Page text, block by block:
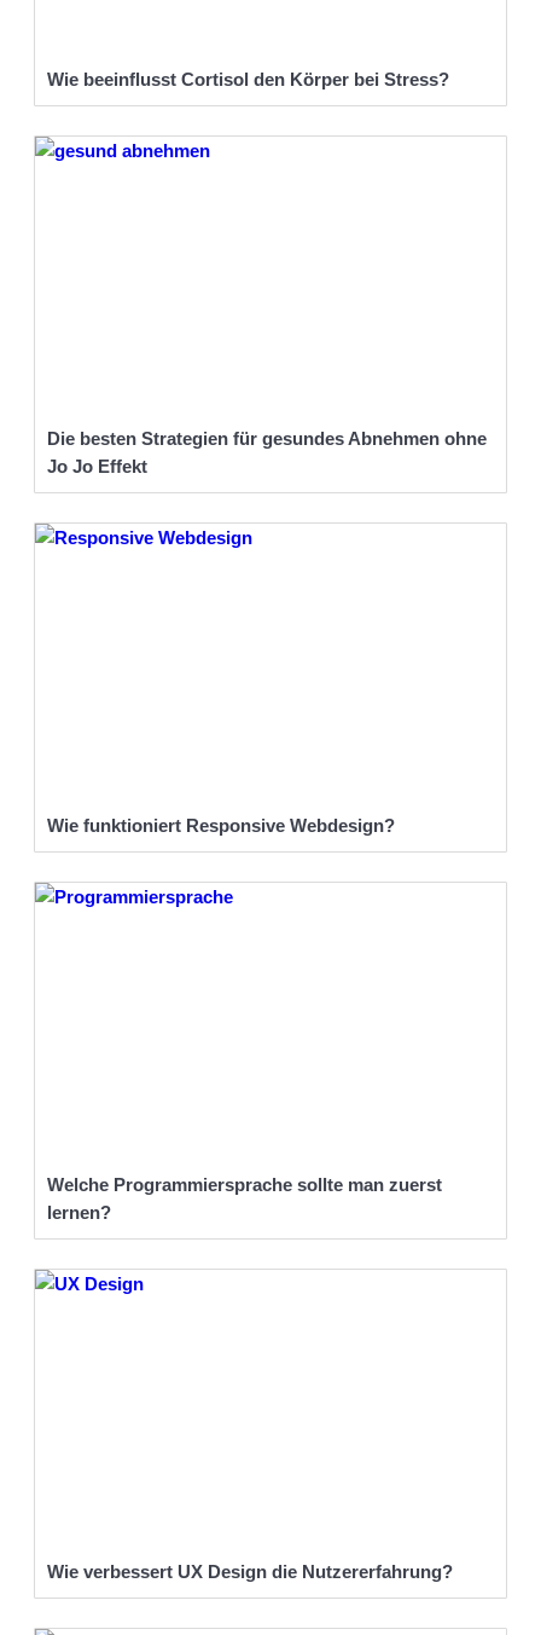
Wie beeinflusst Cortisol den Körper bei Stress?
Die besten Strategien für gesundes Abnehmen ohne
Jo Jo Effekt
Wie funktioniert Responsive Webdesign?
Welche Programmiersprache sollte man zuerst
lernen?
Wie verbessert UX Design die Nutzererfahrung?